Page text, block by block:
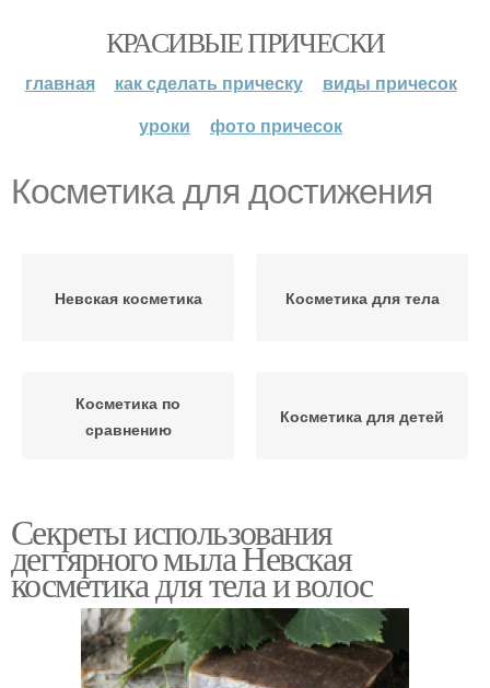
КРАСИВЫЕ ПРИЧЕСКИ
главная как сделать прическу
виды причесок
уроки
фото причесок
Косметика для достижения
Невская косметика Косметика для тела
Косметика по
сравнению
Косметика для детей
Секреты использования
дегтярного мыла Невская
косметика для тела и волос